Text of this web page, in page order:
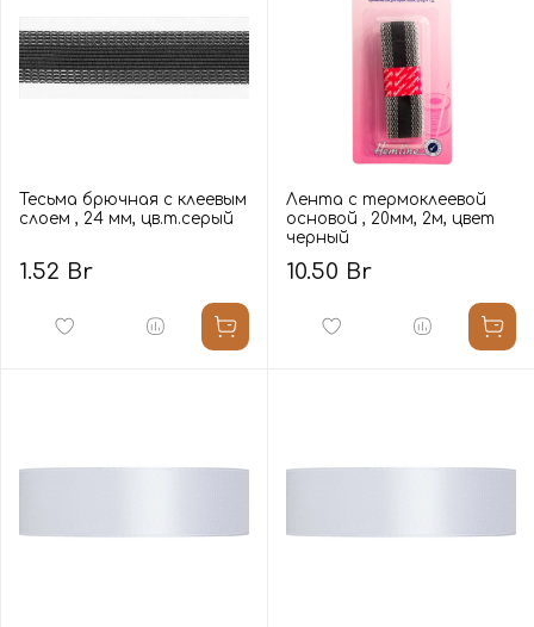
Тесьма брючная с клеевым
слоем , 24 мм, цв.т.серый
1.52 Br
Лента с термоклеевой
основой , 20мм, 2м, цвет
черный
10.50 Br